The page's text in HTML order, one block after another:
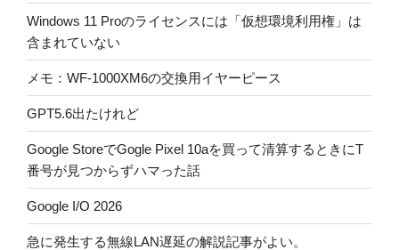
Windows 11 Proのライセンスには「仮想環境利用権」は
含まれていない
メモ：WF-1000XM6の交換用イヤーピース
GPT5.6出たけれど
Google StoreでGogle Pixel 10aを買って清算するときにT
番号が見つからずハマった話
Google I/O 2026
急に発生する無線LAN遅延の解説記事がよい。